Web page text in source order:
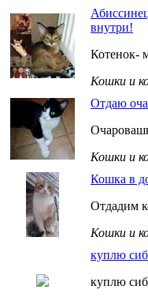
внутри!
Котенок-
Кошки и
Отдаю
Кошки и
Кошка в
Отдадим
Кошки и
куплю
куплю